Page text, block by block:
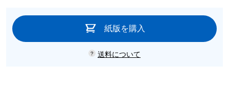
紙版を購入
送料について